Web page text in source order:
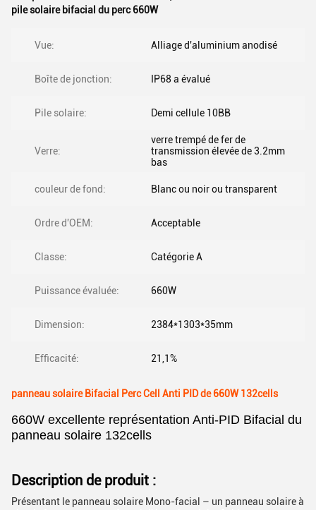
pile solaire bifacial du perc 660W
Vue: Alliage d'aluminium anodisé
Boîte de jonction: IP68 a évalué
Pile solaire: Demi cellule 10BB
Verre:
verre trempé de fer de
transmission élevée de 3.2mm
bas
couleur de fond: Blanc ou noir ou transparent
Ordre d'OEM: Acceptable
Classe: Catégorie A
Puissance évaluée: 660W
Dimension: 2384*1303*35mm
Efficacité: 21,1%
panneau solaire Bifacial Perc Cell Anti PID de 660W 132cells
660W excellente représentation Anti-PID Bifacial du
panneau solaire 132cells
Description de produit :
Présentant le panneau solaire Mono-facial – un panneau solaire à